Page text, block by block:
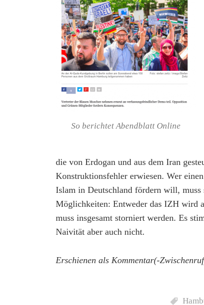
So berichtet Abendblatt Online
die von Erdogan und aus dem Iran
Konstruktionsfehler erwiesen. Wer
Islam in Deutschland fördern will, muss
Möglichkeiten: Entweder das IZH wird
muss insgesamt storniert werden. Es
Naivität aber auch nicht.
Erschienen als Kommentar(-